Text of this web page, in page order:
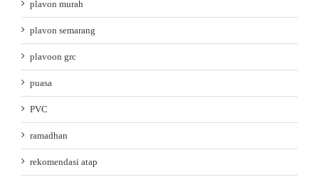
plavon murah
plavon semarang
plavoon grc
puasa
PVC
ramadhan
rekomendasi atap